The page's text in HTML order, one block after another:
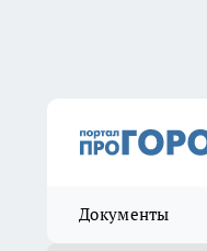
Документы